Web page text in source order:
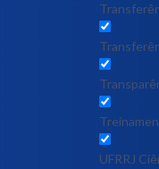
UFRRJ